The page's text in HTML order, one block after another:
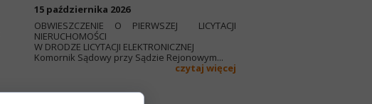
15 października 2026
OBWIESZCZENIE O PIERWSZEJ LICYTACJI
NIERUCHOMOŚCI
W DRODZE LICYTACJI ELEKTRONICZNEJ
Komornik Sądowy przy Sądzie Rejonowym...
czytaj więcej